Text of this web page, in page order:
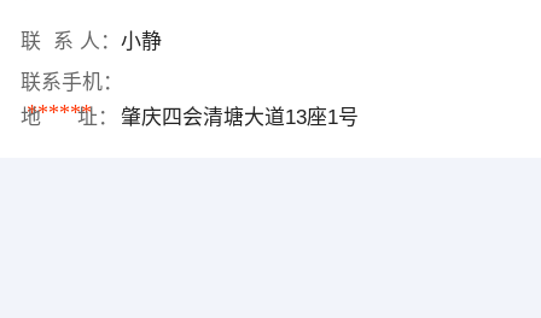
联 系 人： 小静
联系手机：
******
地 址： 肇庆四会清塘大道13座1号